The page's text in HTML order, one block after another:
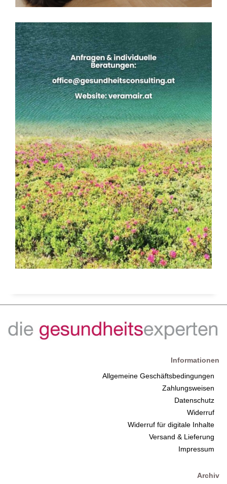
Informationen
Allgemeine Geschäftsbedingungen
Zahlungsweisen
Datenschutz
Widerruf
Widerruf für digitale Inhalte
Versand & Lieferung
Impressum
Archiv